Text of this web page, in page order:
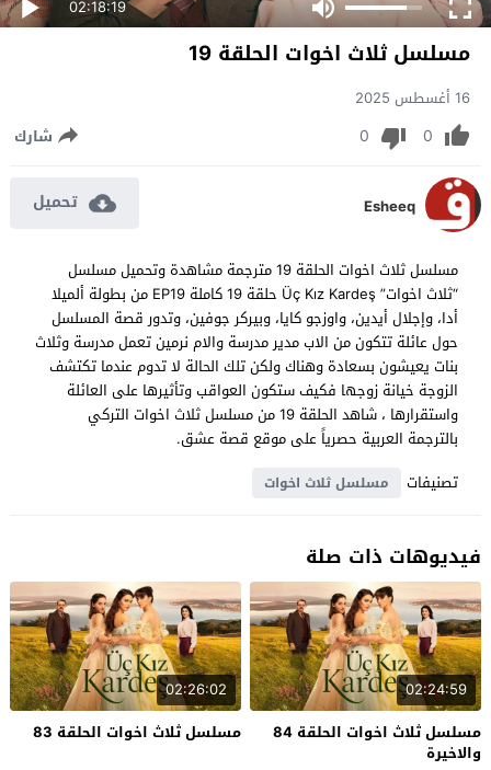
02:18:19
مسلسل ثلاث اخوات الحلقة 19
16 أغسطس 2025
0
0 شارك
Esheeq تحميل
مسلسل ثلاث اخوات الحلقة 19 مترجمة مشاهدة وتحميل مسلسل
“ثلاث اخوات” Üç Kız Kardeş حلقة 19 كاملة EP19 من بطولة ألميلا
أدا، وإجلال أيدين، واوزجو كايا، وبيركر جوفين، وتدور قصة المسلسل
حول عائلة تتكون من الاب مدير مدرسة والام نرمين تعمل مدرسة وثلاث
بنات يعيشون بسعادة وهناك ولكن تلك الحالة لا تدوم عندما تكتشف
الزوجة خيانة زوجها فكيف ستكون العواقب وتأثيرها على العائلة
واستقرارها ، شاهد الحلقة 19 من مسلسل ثلاث اخوات التركي
بالترجمة العربية حصرياً على موقع قصة عشق.
تصنيفات
مسلسل ثلاث اخوات
فيديوهات ذات صلة
02:24:59
مسلسل ثلاث اخوات الحلقة 84
والاخيرة
02:26:02
مسلسل ثلاث اخوات الحلقة 83